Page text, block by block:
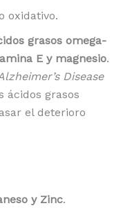
oxidativo.
grasos omega-
E y magnesio.
Disease
ácidos grasos
el deterioro
y Zinc.